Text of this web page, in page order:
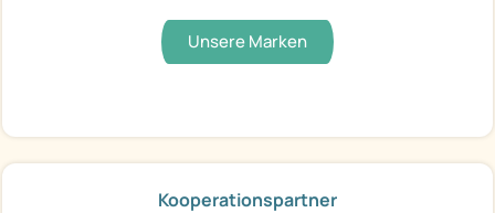
Unsere Marken
Kooperationspartner